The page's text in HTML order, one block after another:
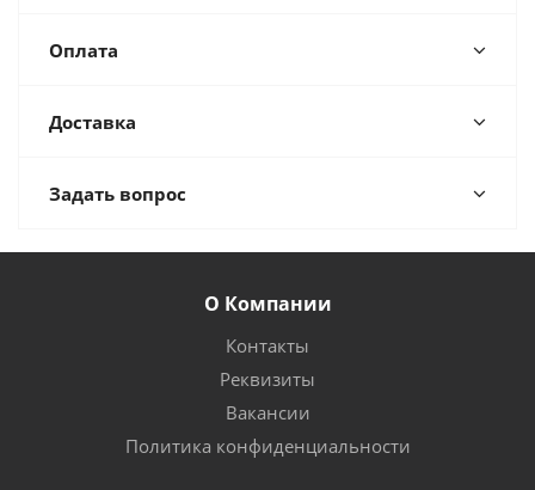
Оплата
Доставка
Задать вопрос
О Компании
Контакты
Реквизиты
Вакансии
Политика конфиденциальности